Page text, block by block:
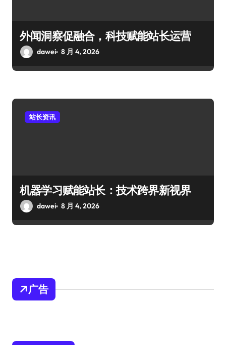
外闻洞察促融合，科技赋能站长运营
dawei 8 月 4, 2026
站长资讯
机器学习赋能站长：技术跨界新视界
dawei 8 月 4, 2026
广告